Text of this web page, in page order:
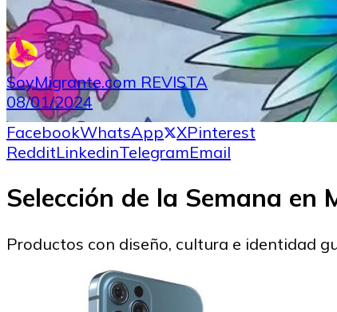
SoyMigrante.com REVISTA
08/01/2024
FacebookWhatsApp XPinterest
RedditLinkedinTelegramEmail
Selección de la Semana en
Productos con diseño, cultura e identidad